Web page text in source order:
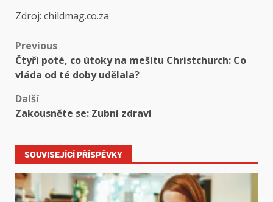
Zdroj: childmag.co.za
Previous
Čtyři poté, co útoky na mešitu Christchurch: Co
vláda od té doby udělala?
Další
Zakousněte se: Zubní zdraví
SOUVISEJÍCÍ PŘÍSPĚVKY